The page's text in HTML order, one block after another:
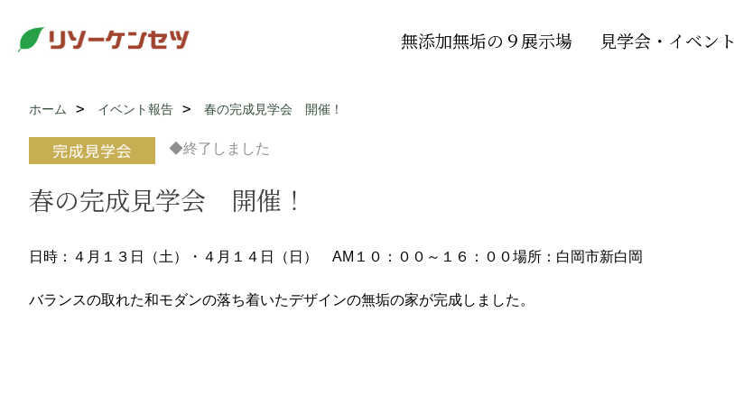
無添加無垢の９展示場 見学会・イベント
ホーム イベント報告 春の完成見学会 開催！
◆終了しました
春の完成見学会 開催！
日時：４月１３日（土）・４月１４日（日） AM１０：００～１６：００場所：白岡市新白岡
バランスの取れた和モダンの落ち着いたデザインの無垢の家が完成しました。